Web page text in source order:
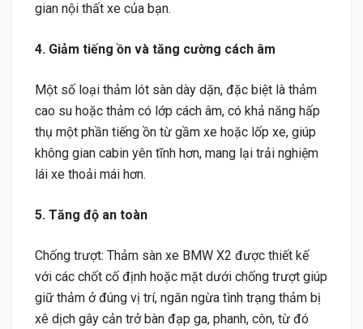
gian nội thất xe của bạn.
4. Giảm tiếng ồn và tăng cường cách âm
Một số loại thảm lót sàn dày dặn, đặc biệt là thảm
cao su hoặc thảm có lớp cách âm, có khả năng hấp
thụ một phần tiếng ồn từ gầm xe hoặc lốp xe, giúp
không gian cabin yên tĩnh hơn, mang lại trải nghiệm
lái xe thoải mái hơn.
5. Tăng độ an toàn
Chống trượt: Thảm sàn xe BMW X2 được thiết kế
với các chốt cố định hoặc mặt dưới chống trượt giúp
giữ thảm ở đúng vị trí, ngăn ngừa tình trạng thảm bị
xê dịch gây cản trở bàn đạp ga, phanh, côn, từ đó